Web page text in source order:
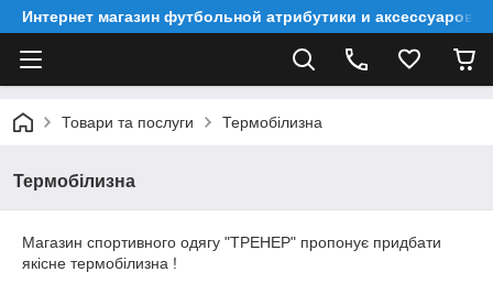
Интернет магазин футбольной атрибутики и аксессуаров
Товари та послуги Термобілизна
Термобілизна
Магазин спортивного одягу "ТРЕНЕР" пропонує придбати
якісне термобілизна !